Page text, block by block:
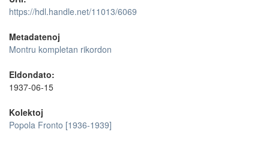
https://hdl.handle.net/11013/6069
Metadatenoj
Montru kompletan rikordon
Eldondato:
1937-06-15
Kolektoj
Popola Fronto [1936-1939]